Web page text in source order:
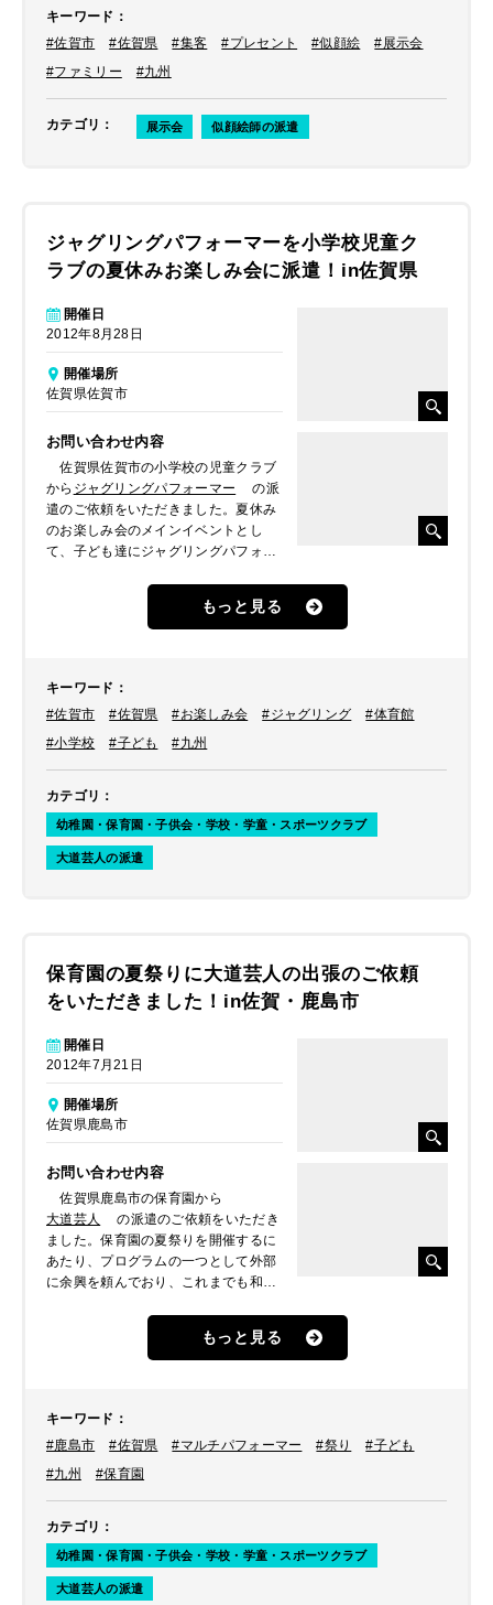
キーワード ：
#佐賀市
#佐賀県 #集客 #プレセント #似顔絵
#展示会
#ファミリー
#九州
カテゴリ ： 展示会 似顔絵師の派遣
ジャグリングパフォーマーを小学校児童ク
ラブの夏休みお楽しみ会に派遣！in佐賀県
開催日
2012年8月28日
開催場所
佐賀県佐賀市
お問い合わせ内容
佐賀県佐賀市の小学校の児童クラブ
から ジャグリングパフォーマー
の派
遣のご依頼をいただきました。夏休み
のお楽しみ会のメインイベントとし
て、子ども達にジャグリングパフォー
もっと見る
キーワード ：
#佐賀市
#佐賀県 #お楽しみ会 #ジャグリング
#体育館
#小学校
#子ども #九州
カテゴリ ：
幼稚園・保育園・子供会・学校・学童・スポーツクラブ
大道芸人の派遣
保育園の夏祭りに大道芸人の出張のご依頼
をいただきました！in佐賀・鹿島市
開催日
2012年7月21日
開催場所
佐賀県鹿島市
お問い合わせ内容
佐賀県鹿島市の保育園から
大道芸人
の派遣のご依頼をいただき
ました。保育園の夏祭りを開催するに
あたり、プログラムの一つとして外部
に余興を頼んでおり、これまでも和太
で、今年は大道芸人に楽しませてもら
もっと見る
キーワード ：
#鹿島市
#佐賀県 #マルチパフォーマー #祭り
#子ども
#九州
#保育園
カテゴリ ：
幼稚園・保育園・子供会・学校・学童・スポーツクラブ
大道芸人の派遣